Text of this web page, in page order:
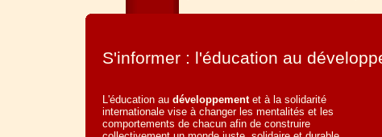
S'informer : l'éducation au
L'éducation au développementet à la solidarité
internationale vise à changer les mentalités et les
comportements de chacun afin de construire